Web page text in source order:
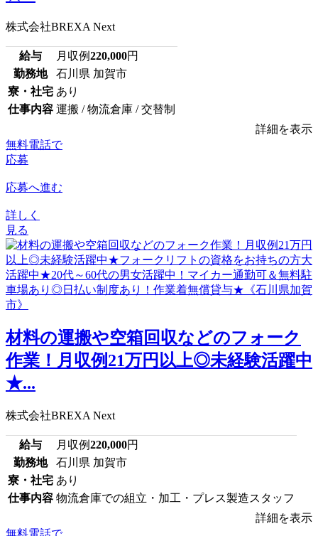
株式会社BREXA Next
給与 月収例220,000円
勤務地
石川県 加賀市
寮・社宅 あり
仕事内容 運搬 / 物流倉庫 / 交替制
詳細を表示
無料電話で
応募
応募へ進む
詳しく
見る
材料の運搬や空箱回収などのフォーク
作業！月収例21万円以上◎未経験活躍中
★...
株式会社BREXA Next
給与 月収例220,000円
勤務地
石川県 加賀市
寮・社宅 あり
仕事内容 物流倉庫での組立・加工・プレス製造スタッフ
詳細を表示